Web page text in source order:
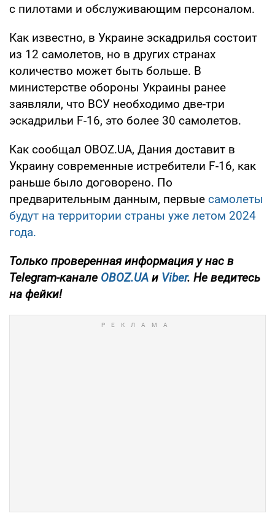
с пилотами и обслуживающим персоналом.
Как известно, в Украине эскадрилья состоит
из 12 самолетов, но в других странах
количество может быть больше. В
министерстве обороны Украины ранее
заявляли, что ВСУ необходимо две-три
эскадрильи F-16, это более 30 самолетов.
Как сообщал OBOZ.UA, Дания доставит в
Украину современные истребители F-16, как
раньше было договорено. По
предварительным данным, первые самолеты
будут на территории страны уже летом 2024
года.
Только проверенная информация у нас в
Telegram-канале OBOZ.UA и Viber. Не ведитесь
на фейки!